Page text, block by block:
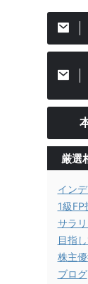
厳選
イン
1級
サラ
目指
株主
ブログ